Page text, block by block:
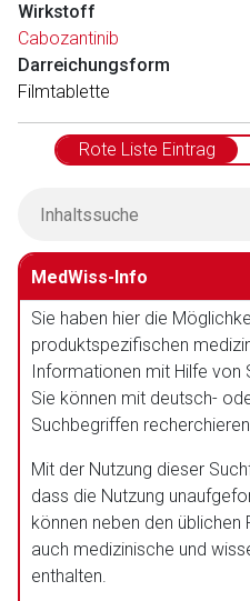
Wirkstoff
Cabozantinib
Darreichungsform
Filmtablette
Rote Liste Eintrag
MedWiss-Info
Sie haben hier die
produktspezifischen
Informationen mit Hilfe von
Sie können mit deutsch-
Suchbegriffen
Mit der Nutzung dieser
dass die Nutzung
können neben den
auch medizinische und
enthalten.